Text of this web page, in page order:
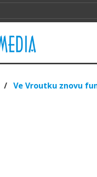
Ve Vroutku znovu